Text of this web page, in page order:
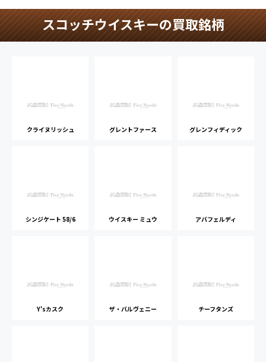
スコッチウイスキーの買取銘柄
クライヌリッシュ グレントファース グレンフィディック
シンジケート 58/6 ウイスキー ミュウ アバフェルディ
Y'sカスク ザ・バルヴェニー チーフタンズ